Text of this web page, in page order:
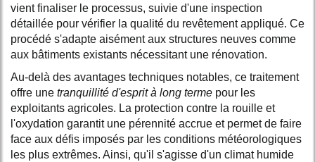
vient finaliser le processus, suivie d'une inspection
détaillée pour vérifier la qualité du revêtement appliqué. Ce
procédé s'adapte aisément aux structures neuves comme
aux bâtiments existants nécessitant une rénovation.
Au-delà des avantages techniques notables, ce traitement
offre une tranquillité d'esprit à long terme pour les
exploitants agricoles. La protection contre la rouille et
l'oxydation garantit une pérennité accrue et permet de faire
face aux défis imposés par les conditions météorologiques
les plus extrêmes. Ainsi, qu'il s'agisse d'un climat humide